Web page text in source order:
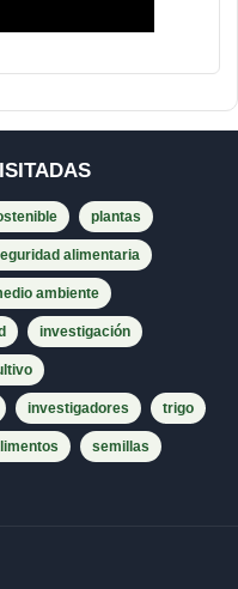
plantas
alimentaria
ambiente
investigación
investigadores trigo
semillas